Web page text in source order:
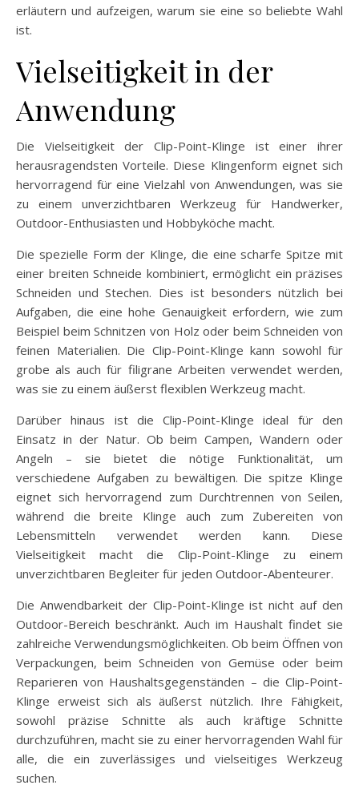
erläutern und aufzeigen, warum sie eine so beliebte Wahl
ist.
Vielseitigkeit in der
Anwendung
Die Vielseitigkeit der Clip-Point-Klinge ist einer ihrer
herausragendsten Vorteile. Diese Klingenform eignet sich
hervorragend für eine Vielzahl von Anwendungen, was sie
zu einem unverzichtbaren Werkzeug für Handwerker,
Outdoor-Enthusiasten und Hobbyköche macht.
Die spezielle Form der Klinge, die eine scharfe Spitze mit
einer breiten Schneide kombiniert, ermöglicht ein präzises
Schneiden und Stechen. Dies ist besonders nützlich bei
Aufgaben, die eine hohe Genauigkeit erfordern, wie zum
Beispiel beim Schnitzen von Holz oder beim Schneiden von
feinen Materialien. Die Clip-Point-Klinge kann sowohl für
grobe als auch für filigrane Arbeiten verwendet werden,
was sie zu einem äußerst flexiblen Werkzeug macht.
Darüber hinaus ist die Clip-Point-Klinge ideal für den
Einsatz in der Natur. Ob beim Campen, Wandern oder
Angeln – sie bietet die nötige Funktionalität, um
verschiedene Aufgaben zu bewältigen. Die spitze Klinge
eignet sich hervorragend zum Durchtrennen von Seilen,
während die breite Klinge auch zum Zubereiten von
Lebensmitteln verwendet werden kann. Diese
Vielseitigkeit macht die Clip-Point-Klinge zu einem
unverzichtbaren Begleiter für jeden Outdoor-Abenteurer.
Die Anwendbarkeit der Clip-Point-Klinge ist nicht auf den
Outdoor-Bereich beschränkt. Auch im Haushalt findet sie
zahlreiche Verwendungsmöglichkeiten. Ob beim Öffnen von
Verpackungen, beim Schneiden von Gemüse oder beim
Reparieren von Haushaltsgegenständen – die Clip-Point-
Klinge erweist sich als äußerst nützlich. Ihre Fähigkeit,
sowohl präzise Schnitte als auch kräftige Schnitte
durchzuführen, macht sie zu einer hervorragenden Wahl für
alle, die ein zuverlässiges und vielseitiges Werkzeug
suchen.